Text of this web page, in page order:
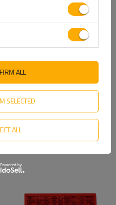
Reflekterende 96x42 mm
med selvklebende tape
8,85 NOK
SELECTED
ALL
ALL